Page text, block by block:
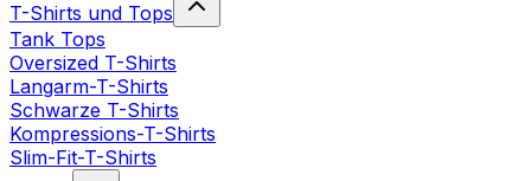
T-Shirts und Tops
Tank Tops
Oversized T-Shirts
Langarm-T-Shirts
Schwarze T-Shirts
Kompressions-T-Shirts
Slim-Fit-T-Shirts